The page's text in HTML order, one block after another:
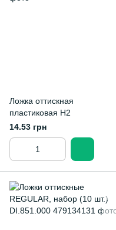
Ложка оттискная
пластиковая Н2
14.53 грн